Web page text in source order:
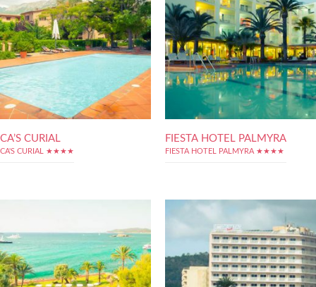
CA’S CURIAL
CA'S CURIAL ★★★★
FIESTA HOTEL PALMYRA
FIESTA HOTEL PALMYRA ★★★★